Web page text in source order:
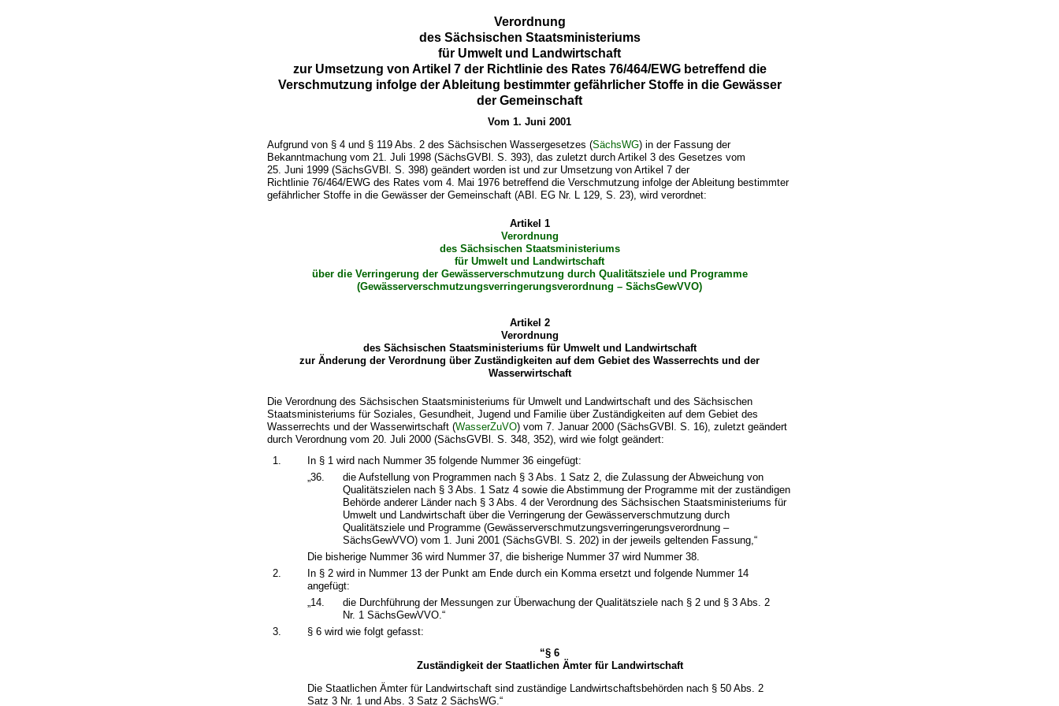
Verordnung
des Sächsischen Staatsministeriums
für Umwelt und Landwirtschaft
zur Umsetzung von Artikel 7 der Richtlinie des Rates 76/464/EWG betreffend die
Verschmutzung infolge der Ableitung bestimmter gefährlicher Stoffe in die Gewässer
der Gemeinschaft
Vom 1. Juni 2001
Aufgrund von § 4 und § 119 Abs. 2 des Sächsischen Wassergesetzes (SächsWG) in der Fassung der
Bekanntmachung vom 21. Juli 1998 (SächsGVBl. S. 393), das zuletzt durch Artikel 3 des Gesetzes vom
25. Juni 1999 (SächsGVBl. S. 398) geändert worden ist und zur Umsetzung von Artikel 7 der
Richtlinie 76/464/EWG des Rates vom 4. Mai 1976 betreffend die Verschmutzung infolge der Ableitung bestimmter
gefährlicher Stoffe in die Gewässer der Gemeinschaft (ABl. EG Nr. L 129, S. 23), wird verordnet:
Artikel 1
Verordnung
des Sächsischen Staatsministeriums
für Umwelt und Landwirtschaft
über die Verringerung der Gewässerverschmutzung durch Qualitätsziele und Programme
(Gewässerverschmutzungsverringerungsverordnung – SächsGewVVO)
Artikel 2
Verordnung
des Sächsischen Staatsministeriums für Umwelt und Landwirtschaft
zur Änderung der Verordnung über Zuständigkeiten auf dem Gebiet des Wasserrechts und der
Wasserwirtschaft
Die Verordnung des Sächsischen Staatsministeriums für Umwelt und Landwirtschaft und des Sächsischen
Staatsministeriums für Soziales, Gesundheit, Jugend und Familie über Zuständigkeiten auf dem Gebiet des
Wasserrechts und der Wasserwirtschaft (WasserZuVO) vom 7. Januar 2000 (SächsGVBl. S. 16), zuletzt geändert
durch Verordnung vom 20. Juli 2000 (SächsGVBl. S. 348, 352), wird wie folgt geändert:
1.
In § 1 wird nach Nummer 35 folgende Nummer 36 eingefügt:
„36.
die Aufstellung von Programmen nach § 3 Abs. 1 Satz 2, die Zulassung der Abweichung von
Qualitätszielen nach § 3 Abs. 1 Satz 4 sowie die Abstimmung der Programme mit der zuständigen
Behörde anderer Länder nach § 3 Abs. 4 der Verordnung des Sächsischen Staatsministeriums für
Umwelt und Landwirtschaft über die Verringerung der Gewässerverschmutzung durch
Qualitätsziele und Programme (Gewässerverschmutzungsverringerungsverordnung –
SächsGewVVO) vom 1. Juni 2001 (SächsGVBl. S. 202) in der jeweils geltenden Fassung,“
Die bisherige Nummer 36 wird Nummer 37, die bisherige Nummer 37 wird Nummer 38.
2.
In § 2 wird in Nummer 13 der Punkt am Ende durch ein Komma ersetzt und folgende Nummer 14
angefügt:
„14.
die Durchführung der Messungen zur Überwachung der Qualitätsziele nach § 2 und § 3 Abs. 2
Nr. 1 SächsGewVVO.“
3.
§ 6 wird wie folgt gefasst:
“§ 6
Zuständigkeit der Staatlichen Ämter für Landwirtschaft
Die Staatlichen Ämter für Landwirtschaft sind zuständige Landwirtschaftsbehörden nach § 50 Abs. 2
Satz 3 Nr. 1 und Abs. 3 Satz 2 SächsWG.“